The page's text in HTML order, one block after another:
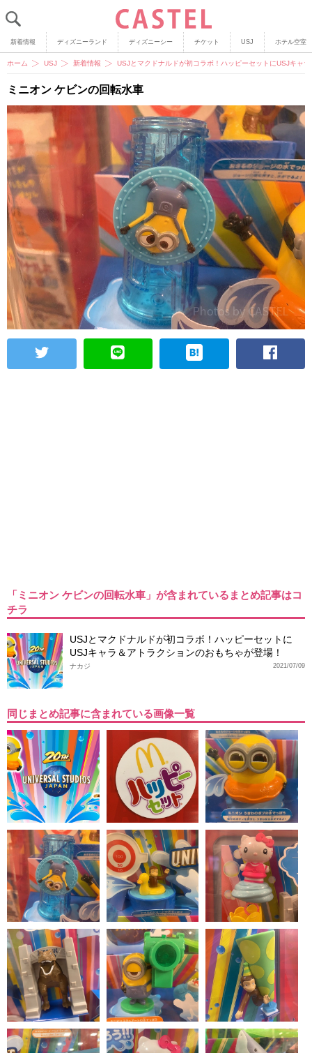
新着情報 ディズニーランド ディズニーシー チケット USJ ホテル空室
ホーム USJ 新着情報 USJとマクドナルドが初コラボ！ハッピーセットにUSJキャ
ミニオン ケビンの回転水車
「ミニオン ケビンの回転水車」が含まれているまとめ記事はコ
チラ
USJとマクドナルドが初コラボ！ハッピーセットに
USJキャラ＆アトラクションのおもちゃが登場！
2021/07/09
ナカジ
同じまとめ記事に含まれている画像一覧